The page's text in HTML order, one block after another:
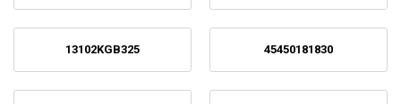
13102KGB325 45450181830